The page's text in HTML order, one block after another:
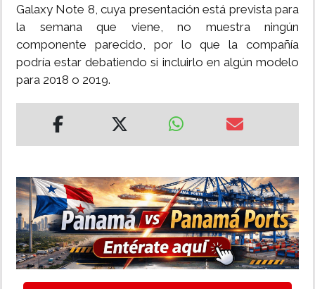
Galaxy Note 8, cuya presentación está prevista para
la semana que viene, no muestra ningún
componente parecido, por lo que la compañía
podría estar debatiendo si incluirlo en algún modelo
para 2018 o 2019.